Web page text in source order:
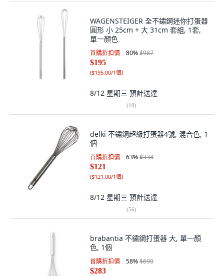
WAGENSTEIGER 全不鏽鋼迷你打蛋器
圓形 小 25cm + 大 31cm 套組, 1套,
單一顏色
首購折扣價 80%$987
$195
($195.00/1個)
8/12 星期三 預計送達
(10)
delki 不鏽鋼超級打蛋器4號, 混合色, 1
個
首購折扣價 63%$334
$121
($121.00/1個)
8/12 星期三 預計送達
(56)
brabantia 不鏽鋼打蛋器 大, 單一顏
色, 1個
首購折扣價 58%$690
$283